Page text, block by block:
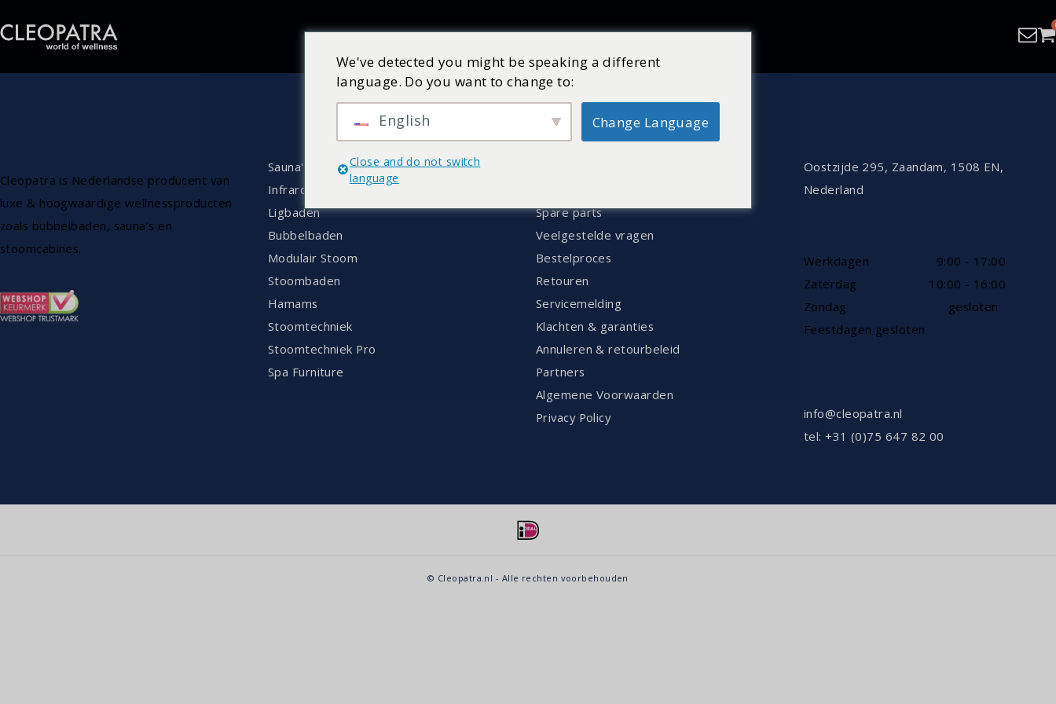
ProductenInspiratieCatalogusServiceShop
Cleopatra is Nederlandse producent van
luxe & hoogwaardige wellnessproducten
zoals bubbelbaden, sauna’s en
stoomcabines.
ASSORTIMENT
Sauna's
Infrarood
Ligbaden
Bubbelbaden
Modulair Stoom
Stoombaden
Hamams
Stoomtechniek
Stoomtechniek Pro
Spa Furniture
KLANTENSERVICE
Spare parts
Veelgestelde vragen
Bestelproces
Retouren
Servicemelding
Klachten & garanties
Annuleren & retourbeleid
Partners
Algemene Voorwaarden
Privacy Policy
Oostzijde 295, Zaandam, 1508 EN,
Nederland
Werkdagen
9:00 - 17:00
Zaterdag
10:00 - 16:00
Zondag
gesloten
Feestdagen gesloten
info@cleopatra.nl
tel: +31 (0)75 647 82 00
© Cleopatra.nl - Alle rechten voorbehouden
We've detected you might be speaking a different
language. Do you want to change to:
English Change Language
Close and do not switch
language